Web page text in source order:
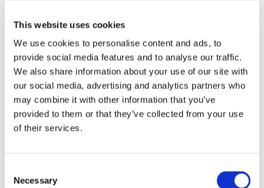
This website uses cookies
We use cookies to personalise content and ads, to
provide social media features and to analyse our traffic.
We also share information about your use of our site with
our social media, advertising and analytics partners who
may combine it with other information that you’ve
provided to them or that they’ve collected from your use
of their services.
Selection
Necessary
Finnlines ökar vinsten trots
högt kostnadstryck